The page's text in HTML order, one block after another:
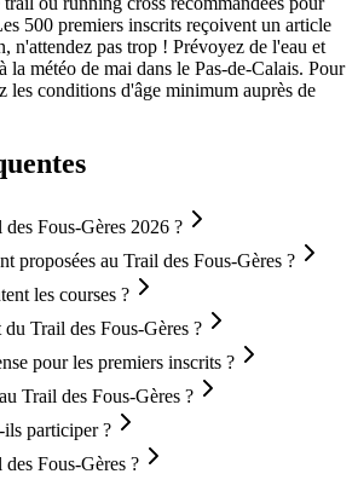
500 premiers inscrits reçoivent un article
n'attendez pas trop ! Prévoyez de l'eau et
la météo de mai dans le Pas-de-Calais. Pour
les conditions d'âge minimum auprès de
Fous-Gères 2026 ?
proposées au Trail des Fous-Gères ?
les courses ?
Trail des Fous-Gères ?
pour les premiers inscrits ?
Trail des Fous-Gères ?
ils participer ?
Fous-Gères ?